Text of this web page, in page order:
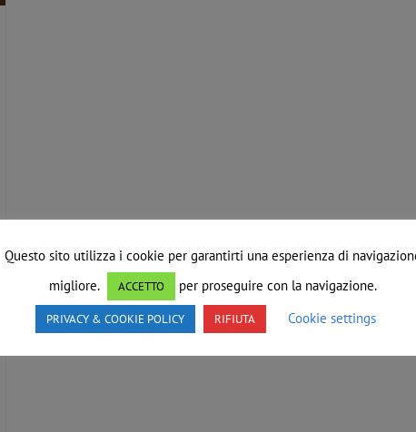
Questo sito utilizza i cookie per garantirti una esperienza di
migliore.
ACCETTO per proseguire con la navigazione.
PRIVACY & COOKIE POLICY RIFIUTA Cookie settings